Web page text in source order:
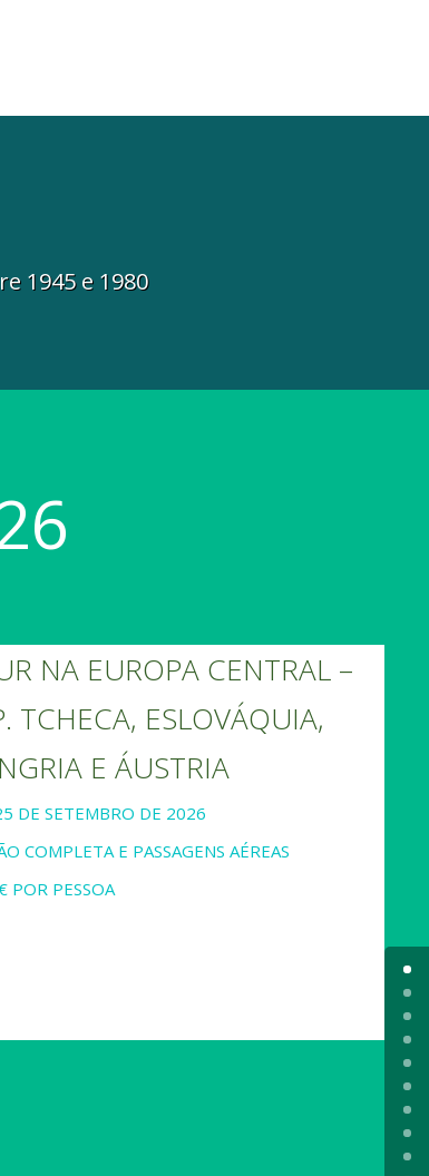
1945 e 1980
NA EUROPA CENTRAL –
TCHECA, ESLOVÁQUIA,
E ÁUSTRIA
DE SETEMBRO DE 2026
COMPLETA E PASSAGENS AÉREAS
POR PESSOA